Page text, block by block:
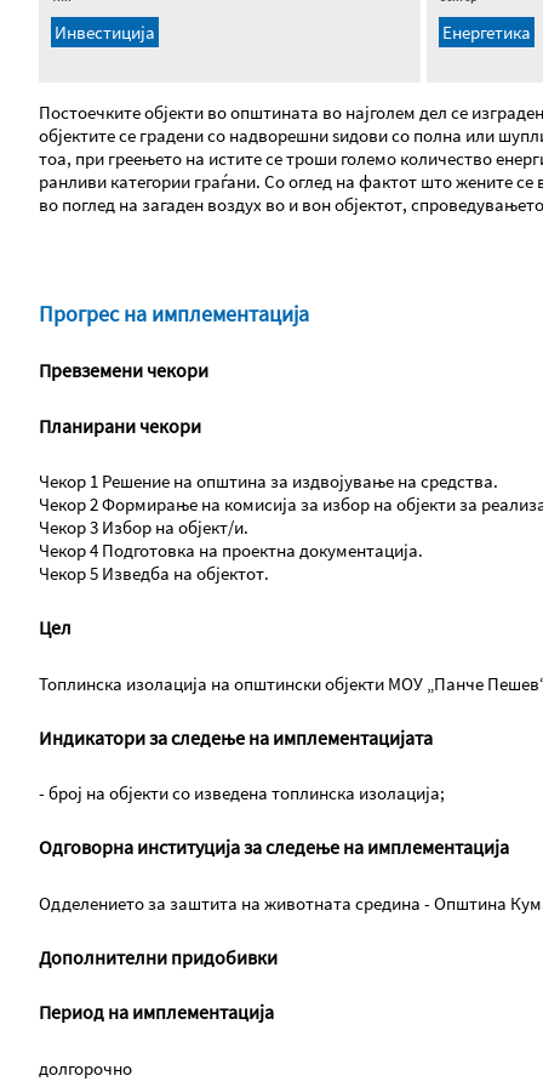
Инвестиција Енергетика
Постоечките објекти во општината во најголем дел се
објектите се градени со надворешни ѕидови со полна или
тоа, при греењето на истите се троши големо количество
ранливи категории граѓани. Со оглед на фактот што жените
во поглед на загаден воздух во и вон објектот,
Прогрес на имплементација
Превземени чекори
Планирани чекори
Чекор 1 Решение на општина за издвојување на средства.
Чекор 2 Формирање на комисија за избор на објекти за
Чекор 3 Избор на објект/и.
Чекор 4 Подготовка на проектна документација.
Чекор 5 Изведба на објектот.
Цел
Топлинска изолација на општински објекти МОУ „Панче
Индикатори за следење на имплементацијата
- број на објекти со изведена топлинска изолација;
Одговорна институција за следење на имплементација
Одделението за заштита на животната средина - Општина
Дополнителни придобивки
Период на имплементација
долгорочно